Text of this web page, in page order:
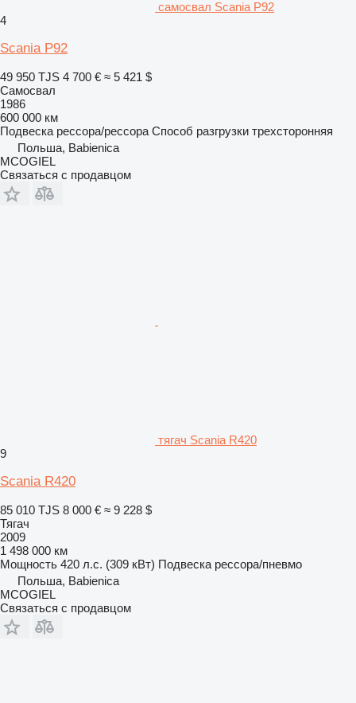
самосвал Scania P92
4
Scania P92
49 950 TJS 4 700 € ≈ 5 421 $
Самосвал
1986
600 000 км
Подвеска рессора/рессора Способ разгрузки трехсторонняя
Польша, Babienica
MCOGIEL
Связаться с продавцом
тягач Scania R420
9
Scania R420
85 010 TJS 8 000 € ≈ 9 228 $
Тягач
2009
1 498 000 км
Мощность 420 л.с. (309 кВт) Подвеска рессора/пневмо
Польша, Babienica
MCOGIEL
Связаться с продавцом